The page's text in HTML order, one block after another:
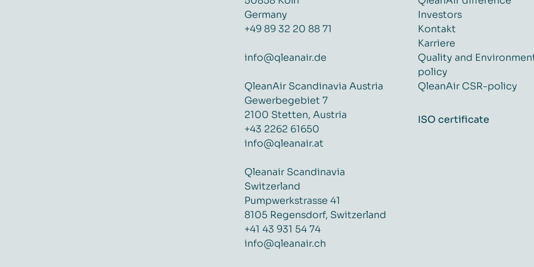
Germany
+49 89 32 20 88 71
info@qleanair.de
QleanAir Scandinavia Austria
Gewerbegebiet 7
2100 Stetten, Austria
+43 2262 61650
info@qleanair.at
Qleanair Scandinavia
Switzerland
Pumpwerkstrasse 41
8105 Regensdorf, Switzerland
+41 43 931 54 74
info@qleanair.ch
Investors
Kontakt
Karriere
Quality and
policy
QleanAir CSR-policy
ISO certificate